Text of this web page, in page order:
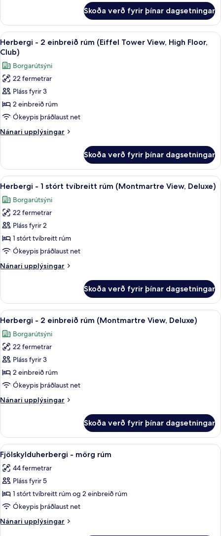
(Loft)
Skoða verð fyrir þínar dagsetningar
Skoða
allar
myndir
fyrir
Herbergi
-
2
einbreið
rúm
(Eiffel
View,
High
Floor,
Club)
Herbergi - 2 einbreið rúm (Eiffel
6
Herbergi - 2 einbreið rúm (Eiffel Tower View, High Floor,
Club)
Borgarútsýni
22 fermetrar
Pláss fyrir 3
2 einbreið rúm
Ókeypis þráðlaust net
Nánari upplýsingar
Nánari
-
einbreið
(Eiffel
Tower
High
Floor,
Club)
Skoða verð fyrir þínar dagsetningar
Skoða
allar
myndir
fyrir
Herbergi
-
1
tvíbreitt
View,
Deluxe)
Herbergi - 1 stórt tvíbreitt rúm
6
Herbergi - 1 stórt tvíbreitt rúm (Montmartre View, Deluxe)
Borgarútsýni
22 fermetrar
Pláss fyrir 2
1 stórt tvíbreitt rúm
Ókeypis þráðlaust net
Nánari upplýsingar
Nánari
-
stórt
tvíbreitt
rúm
(Montmartre
Deluxe)
Skoða verð fyrir þínar dagsetningar
Skoða
allar
myndir
fyrir
Herbergi
-
2
rúm
Deluxe)
Rúmföt af bestu gerð, öryggishólf í
4
Herbergi - 2 einbreið rúm (Montmartre View, Deluxe)
Borgarútsýni
22 fermetrar
Pláss fyrir 3
2 einbreið rúm
Ókeypis þráðlaust net
Nánari upplýsingar
Nánari
-
einbreið
rúm
(Montmartre
View,
Skoða verð fyrir þínar dagsetningar
Skoða
allar
myndir
fyrir
Fjölskylduherbergi
-
mörg
rúm
Rúmföt af bestu gerð, öryggishólf í
7
Fjölskylduherbergi - mörg rúm
44 fermetrar
Pláss fyrir 5
1 stórt tvíbreitt rúm og 2 einbreið rúm
Ókeypis þráðlaust net
Nánari upplýsingar
Nánari